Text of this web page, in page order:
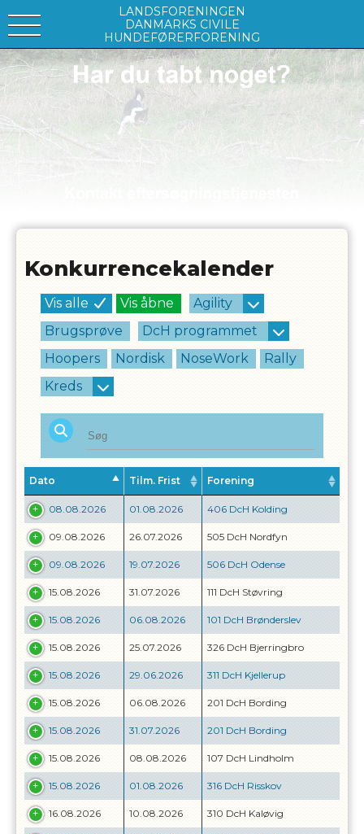
LANDSFORENINGEN
DANMARKS CIVILE
HUNDEFØRERFORENING
Konkurrencekalender
Vis alle Vis åbne
Agility
Brugsprøve
DcH programmet
Hoopers
Nordisk NoseWork
Rally
Kreds
Dato Tilm. Frist Forening
08.08.2026 01.08.2026 406 DcH Kolding
09.08.2026 26.07.2026 505 DcH Nordfyn
09.08.2026 19.07.2026 506 DcH Odense
15.08.2026 31.07.2026 111 DcH Støvring
15.08.2026 06.08.2026 101 DcH Brønderslev
15.08.2026 25.07.2026 326 DcH Bjerringbro
15.08.2026 29.06.2026 311 DcH Kjellerup
15.08.2026 06.08.2026 201 DcH Bording
15.08.2026 31.07.2026 201 DcH Bording
15.08.2026 08.08.2026 107 DcH Lindholm
15.08.2026 01.08.2026 316 DcH Risskov
16.08.2026 10.08.2026 310 DcH Kaløvig